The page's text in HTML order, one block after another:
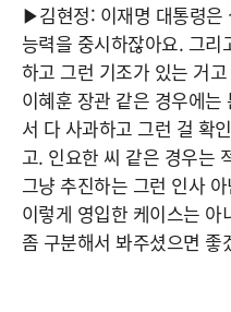
▶김현정: 이재명 대통령은
능력을 중시하잖아요. 그
하고 그런 기조가 있는 거
이혜훈 장관 같은 경우에
서 다 사과하고 그런 걸 확
고. 인요한 씨 같은 경우는
그냥 추진하는 그런 인사
이렇게 영입한 케이스는
좀 구분해서 봐주셨으면 좋